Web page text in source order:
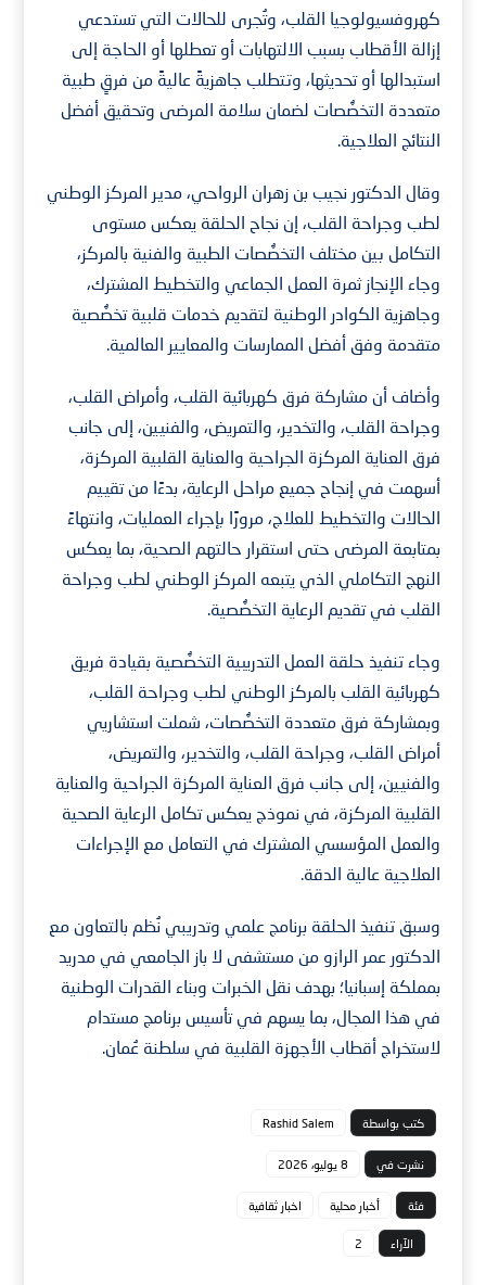
كهروفسيولوجيا القلب، وتُجرى للحالات التي تستدعي
إزالة الأقطاب بسبب الالتهابات أو تعطلها أو الحاجة إلى
استبدالها أو تحديثها، وتتطلب جاهزيةً عاليةً من فرقٍ طبية
متعددة التخصُّصات لضمان سلامة المرضى وتحقيق أفضل
النتائج العلاجية.
وقال الدكتور نجيب بن زهران الرواحي، مدير المركز الوطني
لطب وجراحة القلب، إن نجاح الحلقة يعكس مستوى
التكامل بين مختلف التخصُّصات الطبية والفنية بالمركز،
وجاء الإنجاز ثمرة العمل الجماعي والتخطيط المشترك،
وجاهزية الكوادر الوطنية لتقديم خدمات قلبية تخصُّصية
متقدمة وفق أفضل الممارسات والمعايير العالمية.
وأضاف أن مشاركة فرق كهربائية القلب، وأمراض القلب،
وجراحة القلب، والتخدير، والتمريض، والفنيين، إلى جانب
فرق العناية المركزة الجراحية والعناية القلبية المركزة،
أسهمت في إنجاح جميع مراحل الرعاية، بدءًا من تقييم
الحالات والتخطيط للعلاج، مرورًا بإجراء العمليات، وانتهاءً
بمتابعة المرضى حتى استقرار حالتهم الصحية، بما يعكس
النهج التكاملي الذي يتبعه المركز الوطني لطب وجراحة
القلب في تقديم الرعاية التخصُّصية.
وجاء تنفيذ حلقة العمل التدريبية التخصُّصية بقيادة فريق
كهربائية القلب بالمركز الوطني لطب وجراحة القلب،
وبمشاركة فرق متعددة التخصُّصات، شملت استشاريي
أمراض القلب، وجراحة القلب، والتخدير، والتمريض،
والفنيين، إلى جانب فرق العناية المركزة الجراحية والعناية
القلبية المركزة، في نموذج يعكس تكامل الرعاية الصحية
والعمل المؤسسي المشترك في التعامل مع الإجراءات
العلاجية عالية الدقة.
وسبق تنفيذ الحلقة برنامج علمي وتدريبي نُظم بالتعاون مع
الدكتور عمر الرازو من مستشفى لا باز الجامعي في مدريد
بمملكة إسبانيا؛ بهدف نقل الخبرات وبناء القدرات الوطنية
في هذا المجال، بما يسهم في تأسيس برنامج مستدام
لاستخراج أقطاب الأجهزة القلبية في سلطنة عُمان.
كتب بواسطة Rashid Salem
نشرت في 8 يوليو، 2026
فئة أخبار محلية اخبار ثقافية
الآراء 2